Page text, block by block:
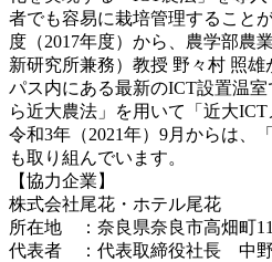
者でも容易に栽培管理すること
度（2017年度）から、農学部農
新研究所兼務）教授 野々村 照
パス内にある最新のICT設置温
ら近大農法」を用いて「近大ICT
令和3年（2021年）9月からは、
も取り組んでいます。
【協力企業】
株式会社尾花・ホテル尾花
所在地 ：奈良県奈良市高畑町
代表者 ：代表取締役社長 中